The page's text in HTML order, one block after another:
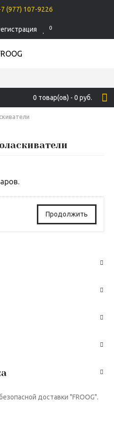
(977) 107-9226
0
0 товар(ов) - 0 руб.
Продолжить
доставки "FROOG".